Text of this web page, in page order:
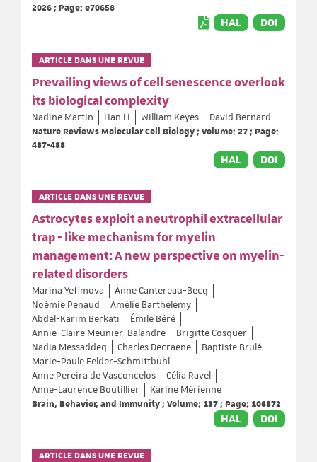
2026 ; Page: e70658
HAL DOI
ARTICLE DANS UNE REVUE
Prevailing views of cell senescence overlook
its biological complexity
Nadine Martin Han Li William Keyes
David Bernard
Nature Reviews Molecular Cell Biology ; Volume: 27 ; Page:
487-488
HAL DOI
ARTICLE DANS UNE REVUE
Astrocytes exploit a neutrophil extracellular
trap - like mechanism for myelin
management: A new perspective on myelin-
related disorders
Marina Yefimova
Anne Cantereau-Becq
Noémie Penaud
Amélie Barthélémy
Abdel-Karim Berkati
Émile Béré
Annie-Claire Meunier-Balandre
Brigitte Cosquer
Nadia Messaddeq
Charles Decraene
Baptiste Brulé
Marie-Paule Felder-Schmittbuhl
Anne Pereira de Vasconcelos
Célia Ravel
Anne-Laurence Boutillier
Karine Mérienne
Brain, Behavior, and Immunity ; Volume: 137 ; Page: 106872
HAL DOI
ARTICLE DANS UNE REVUE